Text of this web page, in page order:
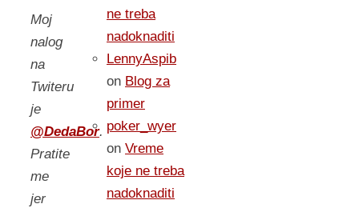
Moj
nalog
na
Twiteru
je
@DedaBor.
Pratite
me
jer
ne treba
nadoknaditi
LennyAspib
on Blog za
primer
poker_wyer
on Vreme
koje ne treba
nadoknaditi